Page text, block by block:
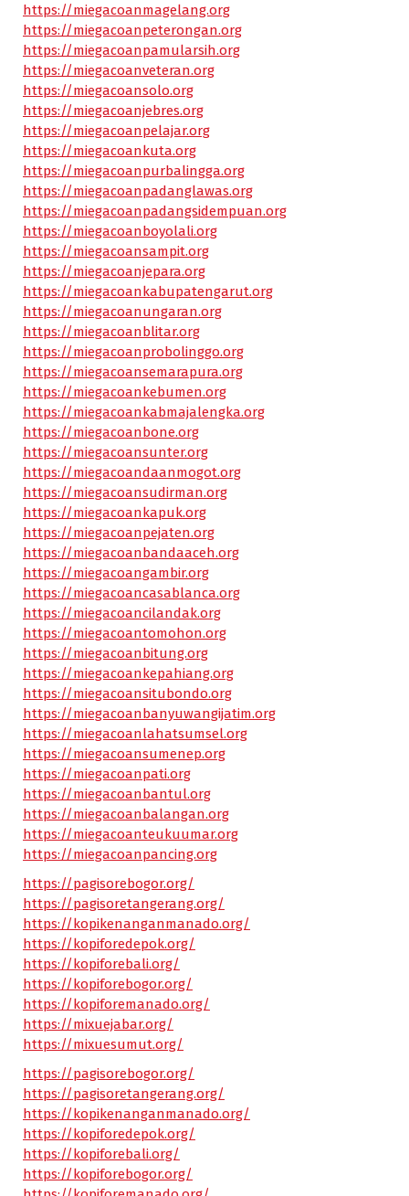
https://miegacoanmagelang.org
https://miegacoanpeterongan.org
https://miegacoanpamularsih.org
https://miegacoanveteran.org
https://miegacoansolo.org
https://miegacoanjebres.org
https://miegacoanpelajar.org
https://miegacoankuta.org
https://miegacoanpurbalingga.org
https://miegacoanpadanglawas.org
https://miegacoanpadangsidempuan.org
https://miegacoanboyolali.org
https://miegacoansampit.org
https://miegacoanjepara.org
https://miegacoankabupatengarut.org
https://miegacoanungaran.org
https://miegacoanblitar.org
https://miegacoanprobolinggo.org
https://miegacoansemarapura.org
https://miegacoankebumen.org
https://miegacoankabmajalengka.org
https://miegacoanbone.org
https://miegacoansunter.org
https://miegacoandaanmogot.org
https://miegacoansudirman.org
https://miegacoankapuk.org
https://miegacoanpejaten.org
https://miegacoanbandaaceh.org
https://miegacoangambir.org
https://miegacoancasablanca.org
https://miegacoancilandak.org
https://miegacoantomohon.org
https://miegacoanbitung.org
https://miegacoankepahiang.org
https://miegacoansitubondo.org
https://miegacoanbanyuwangijatim.org
https://miegacoanlahatsumsel.org
https://miegacoansumenep.org
https://miegacoanpati.org
https://miegacoanbantul.org
https://miegacoanbalangan.org
https://miegacoanteukuumar.org
https://miegacoanpancing.org
https://pagisorebogor.org/
https://pagisoretangerang.org/
https://kopikenanganmanado.org/
https://kopiforedepok.org/
https://kopiforebali.org/
https://kopiforebogor.org/
https://kopiforemanado.org/
https://mixuejabar.org/
https://mixuesumut.org/
https://pagisorebogor.org/
https://pagisoretangerang.org/
https://kopikenanganmanado.org/
https://kopiforedepok.org/
https://kopiforebali.org/
https://kopiforebogor.org/